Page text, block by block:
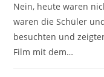
Nein, heute waren
waren die Schüler
besuchten und
Film mit dem…